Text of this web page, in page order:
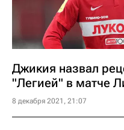
Джикия назвал
"Легией" в матче
8 декабря 2021, 21:07